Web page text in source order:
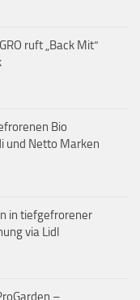
ruft „Back Mit“
Bio
und Netto Marken
in tiefgefrorener
via Lidl
–